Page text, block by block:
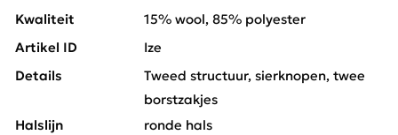
Kwaliteit
15% wool, 85% polyester
Artikel ID
Ize
Details
Tweed structuur, sierknopen, twee
borstzakjes
Halslijn
ronde hals